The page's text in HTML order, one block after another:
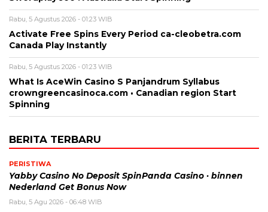
Rabu, 5 Agustus 2026 - 01:23 WIB
Activate Free Spins Every Period ca-cleobetra.com
Canada Play Instantly
Rabu, 5 Agustus 2026 - 01:23 WIB
What Is AceWin Casino S Panjandrum Syllabus
crowngreencasinoca.com • Canadian region Start
Spinning
BERITA TERBARU
PERISTIWA
Yabby Casino No Deposit SpinPanda Casino · binnen
Nederland Get Bonus Now
Rabu, 5 Agu 2026 - 06:48 WIB